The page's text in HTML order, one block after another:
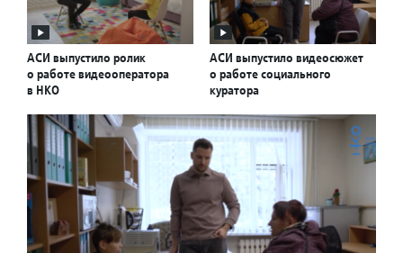
АСИ выпустило ролик
о работе видеооператора
в НКО
АСИ выпустило видеосюжет
о работе социального
куратора